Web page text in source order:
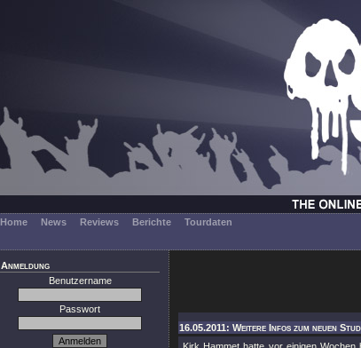
Home News Reviews Berichte
Tourdaten
Anmeldung
Benutzername
Passwort
16.05.2011: Weitere Infos zum neuen